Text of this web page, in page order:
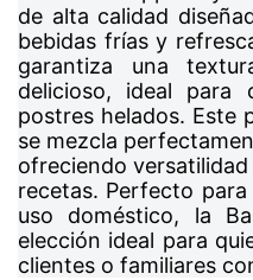
de alta calidad
bebidas frías y
garantiza una
delicioso, ideal para
postres helados. Este
se mezcla
ofreciendo
recetas. Perfecto
uso doméstico, la
elección ideal para
clientes o familiares